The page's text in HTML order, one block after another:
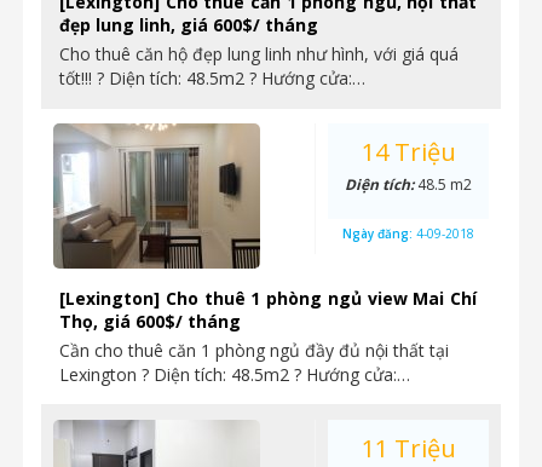
đẹp lung linh, giá 600$/ tháng
Cho thuê căn hộ đẹp lung linh như hình, với giá quá
tốt!!! ? Diện tích: 48.5m2 ? Hướng cửa:…
[Lexington] Cho thuê 1 phòng ngủ view Mai Chí
Thọ, giá 600$/ tháng
Cần cho thuê căn 1 phòng ngủ đầy đủ nội thất tại
Lexington ? Diện tích: 48.5m2 ? Hướng cửa:…
14 Triệu
Diện tích:48.5 m2
Ngày đăng: 4-09-2018
11 Triệu